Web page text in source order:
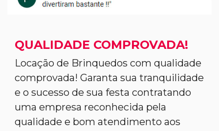
QUALIDADE COMPROVADA!
Locação de Brinquedos com qualidade
comprovada! Garanta sua tranquilidade
e o sucesso de sua festa contratando
uma empresa reconhecida pela
qualidade e bom atendimento aos